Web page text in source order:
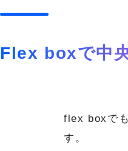
Flex boxで中
flex boxで
す。